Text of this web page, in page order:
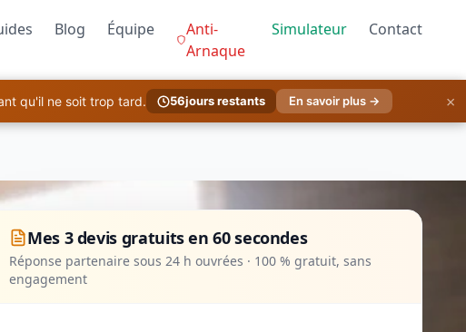
Blog Équipe
Anti-
Arnaque
Simulateur Contact
qu'il ne soit trop tard. 56jours restants En savoir plus → ×
Mes 3 devis gratuits en 60 secondes
Réponse partenaire sous 24 h ouvrées · 100 % gratuit, sans
engagement